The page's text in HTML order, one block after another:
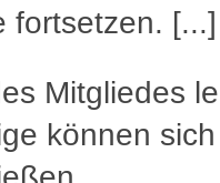
fortsetzen. [...]
Mitgliedes
können